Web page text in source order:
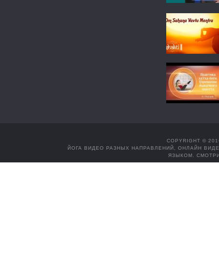
COPYRIGHT ©
ЙОГА ВИДЕО РАЗНЫХ НАПРАВЛЕНИЙ, ОНЛАЙН
ЯЗЫКОМ.